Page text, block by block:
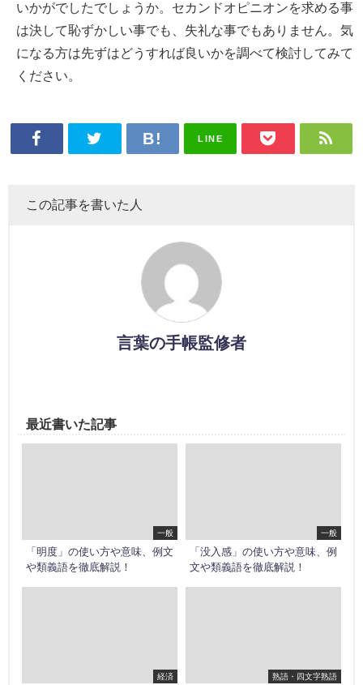
いかがでしたでしょうか。セカンドオピニオンを求める事
は決して恥ずかしい事でも、失礼な事でもありません。気
になる方は先ずはどうすれば良いかを調べて検討してみて
ください。
LINE
この記事を書いた人
言葉の手帳監修者
最近書いた記事
一般
「明度」の使い方や意味、例文
や類義語を徹底解説！
一般
「没入感」の使い方や意味、例
文や類義語を徹底解説！
経済 熟語・四文字熟語